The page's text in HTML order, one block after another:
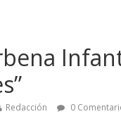
Redacción 0